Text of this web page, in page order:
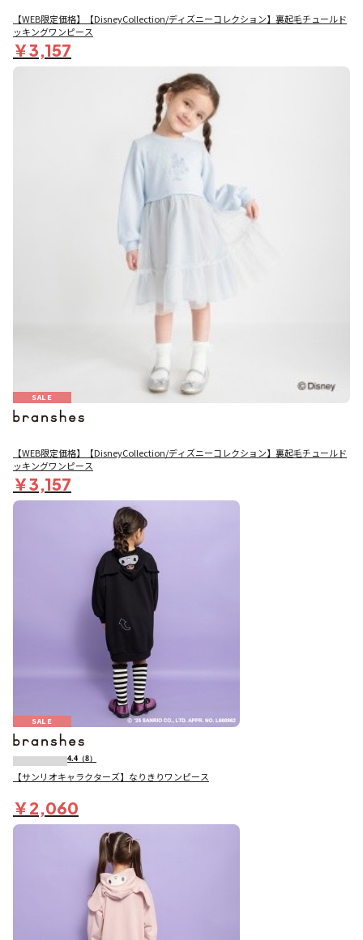
【WEB限定価格】【DisneyCollection/ディズニーコレクション】裏起毛チュールド
ッキングワンピース
￥3,157
SALE
【WEB限定価格】【DisneyCollection/ディズニーコレクション】裏起毛チュールド
ッキングワンピース
￥3,157
SALE
4.4 （8）
【サンリオキャラクターズ】なりきりワンピース
￥2,060